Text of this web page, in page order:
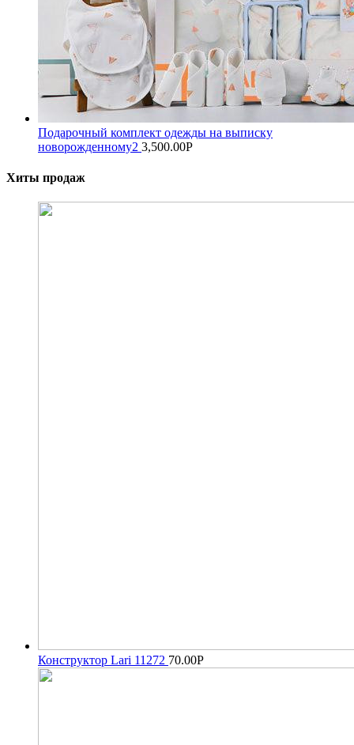
Подарочный комплект одежды на выписку
новорожденному2 3,500.00Р
Хиты продаж
Конструктор Lari 11272 70.00Р